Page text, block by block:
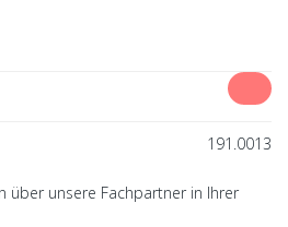
191.0013
über unsere Fachpartner in Ihrer